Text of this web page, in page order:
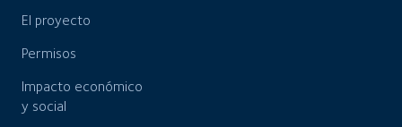
El proyecto
Permisos
Impacto económico
y social